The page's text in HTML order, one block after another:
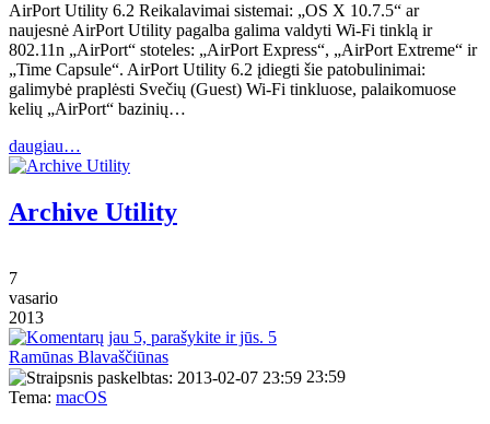
AirPort Utility 6.2 Reikalavimai sistemai: „OS X 10.7.5“ ar
naujesnė AirPort Utility pagalba galima valdyti Wi-Fi tinklą ir
802.11n „AirPort“ stoteles: „AirPort Express“, „AirPort Extreme“ ir
„Time Capsule“. AirPort Utility 6.2 įdiegti šie patobulinimai:
galimybė praplėsti Svečių (Guest) Wi-Fi tinkluose, palaikomuose
kelių „AirPort“ bazinių…
daugiau…
Archive Utility
7
vasario
2013
5
Ramūnas Blavaščiūnas
23:59
Tema: macOS